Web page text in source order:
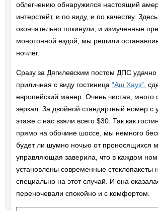
облегчению обнаружился настоящий
интерстейт, и по виду, и по качеству.
окончательно покинули, и измученные
монотонной ездой, мы решили
ночлег.
Сразу за Дягилевским постом ДПС удачно
приличная с виду гостиница “Аш Хауз”,
европейский манер. Очень чистая, много
зеркал. За двойной стандартный номер с
этаже с нас взяли всего $30. Так как
прямо на обочине шоссе, мы немного
будет ли шумно ночью от проносящихся
управляющая заверила, что в каждом
установлены современные стеклопакеты
специально на этот случай. И она
переночевали спокойно и с комфортом.